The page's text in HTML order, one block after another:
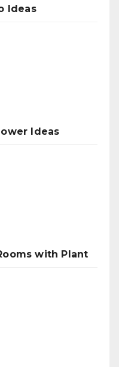
Ideas
Ideas
with Plant